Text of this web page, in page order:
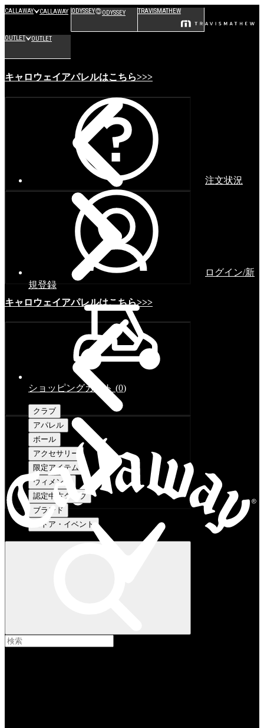
CALLAWAY CALLAWAY ODYSSEY ODYSSEY TRAVISMATHEW
OUTLET OUTLET
キャロウェイアパレルはこちら>>>
キャロウェイアパレルはこちら>>>
注文状況
ログイン/新
規登録
ショッピングカート (0)
クラブ
アパレル
ボール
アクセサリー
限定アイテム
ウィメンズ
認定中古クラブ
ブランド
ストア・イベント